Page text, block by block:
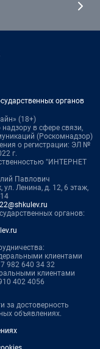
органов
(18+)
в сфере связи,
(Роскомнадзор)
о регистрации: ЭЛ №
г.
"ИНТЕРНЕТ
Павлович
Ленина, д. 12, 6 этаж,
органов:
клиентами
982 640 34 32
клиентами
402 4056
за достоверность
объявлениях.